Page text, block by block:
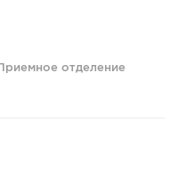
отделение